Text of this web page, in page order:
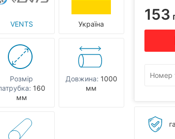
VENTS Україна
Розмір
160
мм
Довжина: 1000
мм
153